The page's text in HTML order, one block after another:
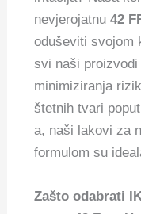
nevjerojatnu42
oduševiti svojom
svi naši
minimiziranja
štetnih tvari
a, naši lakovi za
formulom su
Zašto odabrati